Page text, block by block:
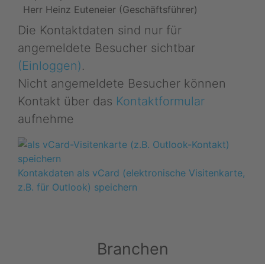
Herr Heinz Euteneier (Geschäftsführer)
Die Kontaktdaten sind nur für
angemeldete Besucher sichtbar
(Einloggen).
Nicht angemeldete Besucher können
Kontakt über das Kontaktformular
aufnehme
Kontakdaten als vCard (elektronische Visitenkarte,
z.B. für Outlook) speichern
Branchen